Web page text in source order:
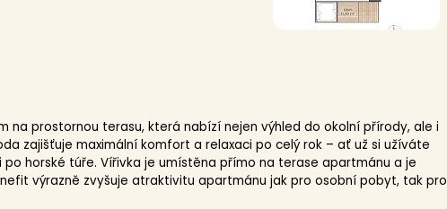
na prostornou terasu, která nabízí nejen výhled do okolní přírody, ale i
zajišťuje maximální komfort a relaxaci po celý rok – ať už si užíváte
horské túře. Vířivka je umístěna přímo na terase apartmánu a je
výrazně zvyšuje atraktivitu apartmánu jak pro osobní pobyt, tak pro